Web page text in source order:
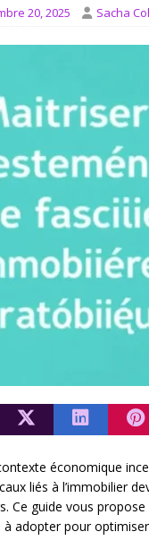
[ août 8, 2026 ]
20, 2025 Sacha
économique
liés à l’immobilier
Ce guide vous
à adopter pour